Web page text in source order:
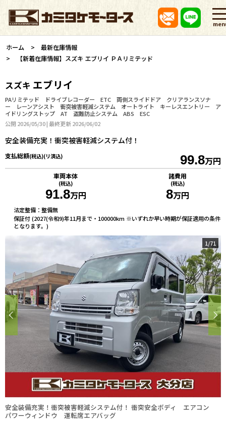
ホーム
最新在庫情報
【新着在庫情報】スズキ エブリイ ＰＡリミテッド
スズキ エブリイ
PAリミテッド ドライブレコーダー ETC 両側スライドドア クリアランスソナ
ー レーンアシスト 衝突被害軽減システム オートライト キーレスエントリー ア
イドリングストップ AT 盗難防止システム ABS ESC
公開 2026/05/30 | 最終更新 2026/06/02
安全装備充実！衝突被害軽減システム付！
支払総額(税込)(リ済込) 99.8万円
車両本体
(税込)
91.8万円
諸費用
(税込)
8万円
法定整備：整備無
保証付 (2027(令和9)年11月まで・100000km ※いずれか早い時期が保証適用の条件
となります。)
安全装備充実！衝突被害軽減システム付！ 衝突安全ボディ エアコン
パワーウィンドウ 運転席エアバッグ
1/71